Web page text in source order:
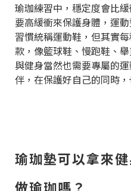
瑜珈練習中，穩定度會比
要高緩衝來保護身體，運
習慣統稱運動鞋，但其實
款，像籃球鞋、慢跑鞋、
與健身當然也需要專屬的
伴，在保護好自己的同時
瑜珈墊可以拿來
做瑜珈嗎？